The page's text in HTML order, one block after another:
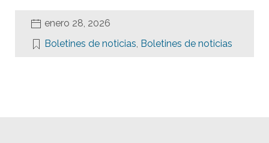
enero 28, 2026
Boletines de noticias, Boletines de noticias